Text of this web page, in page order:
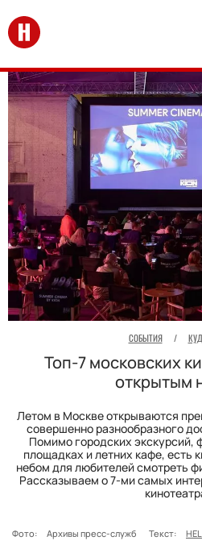
Перейти на главную
СОБЫТИЯ /
Топ-7 московских
открытым
Летом в Москве открываются
совершенно разнообразного
Помимо городских экскурсий,
площадках и летних кафе, есть
небом для любителей смотреть
Рассказываем о 7-ми самых
Фото: Архивы пресс-служб Текст: